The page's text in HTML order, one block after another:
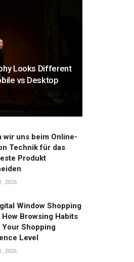
Looks Different
vs Desktop
wir uns beim Online-
Technik für das
Produkt
2026
Window Shopping
How Browsing Habits
Your Shopping
Level
2026